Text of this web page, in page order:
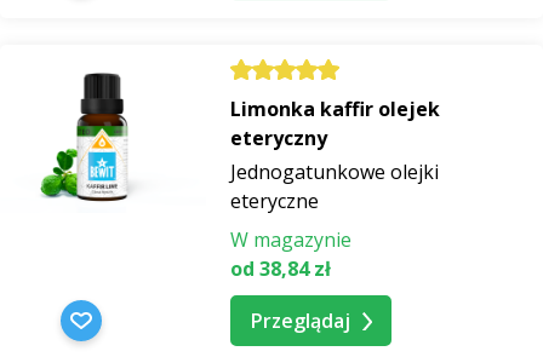
Limonka kaffir olejek
eteryczny
Jednogatunkowe olejki
eteryczne
W magazynie
od 38,84 zł
Przeglądaj